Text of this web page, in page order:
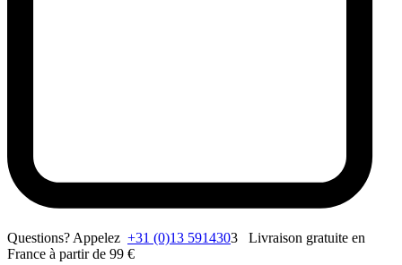
Questions? Appelez +31 (0)13 5914303 Livraison gratuite en
France à partir de 99 €